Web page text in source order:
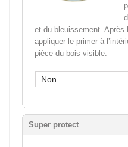
et du bleuissement. Après
appliquer le primer à
pièce du bois visible.
Non
Super protect